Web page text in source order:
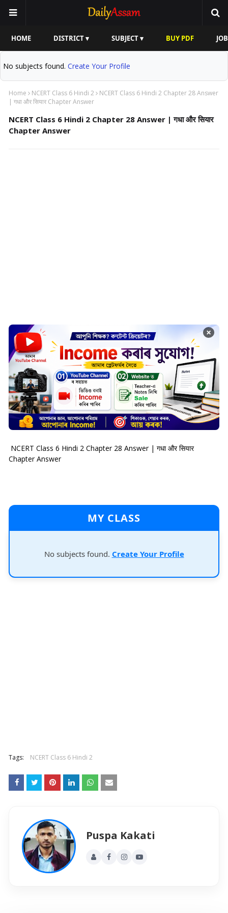
HOME DISTRICT ▾ SUBJECT ▾ BUY PDF
No subjects found. Create Your Profile
Home NCERT Class 6 Hindi 2
NCERT Class 6 Hindi 2 Chapter 28 Answer
| गधा और सियार Chapter Answer
NCERT Class 6 Hindi 2 Chapter 28 Answer | गधा और सियार
Chapter Answer
×
NCERT Class 6 Hindi 2 Chapter 28 Answer | गधा और सियार
Chapter Answer
MY CLASS
No subjects found. Create Your Profile
Tags: NCERT Class 6 Hindi 2
Puspa Kakati